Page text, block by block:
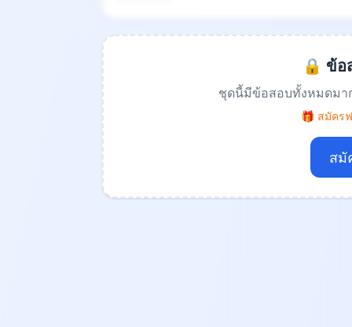
🔒 ข้อ
ชุดนี้มีข้อสอบทั้งหมดมา
🎁 สมัคร
สมั